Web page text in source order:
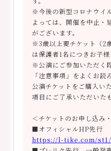
※今後の新型コロナウイ
よっては、開催を中止・
がございます。
※3歳以上要チケット（2
は保護者1名につきお子
※公演にご参加いただく
「注意事項」をよくお読
公演チケットをご購入い
項目にご了承いただいた
＜チケットのお申し込み
■オフィシャルHP先行
https://l-tike.com/